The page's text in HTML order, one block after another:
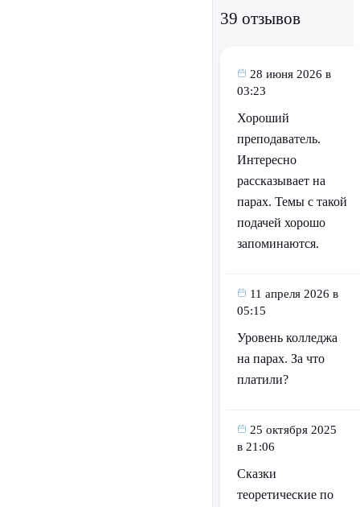
39 отзывов
28 июня 2026 в
03:23
Хороший
преподаватель.
Интересно
рассказывает на
парах. Темы с такой
подачей хорошо
запоминаются.
11 апреля 2026 в
05:15
Уровень колледжа
на парах. За что
платили?
25 октября 2025
в 21:06
Сказки
теоретические по